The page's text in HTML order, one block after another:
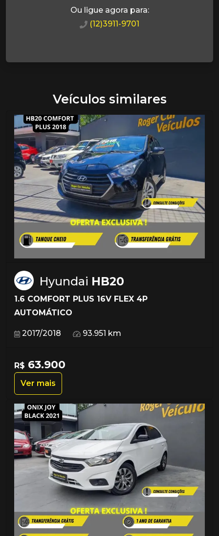
Ou ligue agora para:
(12)3911-9701
Veículos similares
Hyundai HB20
1.6 COMFORT PLUS 16V FLEX 4P
AUTOMÁTICO
2017/2018 93.951 km
R$ 63.900
Ver mais